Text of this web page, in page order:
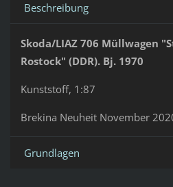
Beschreibung
Skoda/LIAZ 706 Müllwagen
Rostock" (DDR). Bj. 1970
Kunststoff, 1:87
Brekina Neuheit November
Grundlagen